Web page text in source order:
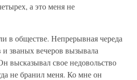
а это меня не
в обществе. Непрерывная череда
званых вечеров вызывала
высказывал свое недовольство
не бранил меня. Ко мне он